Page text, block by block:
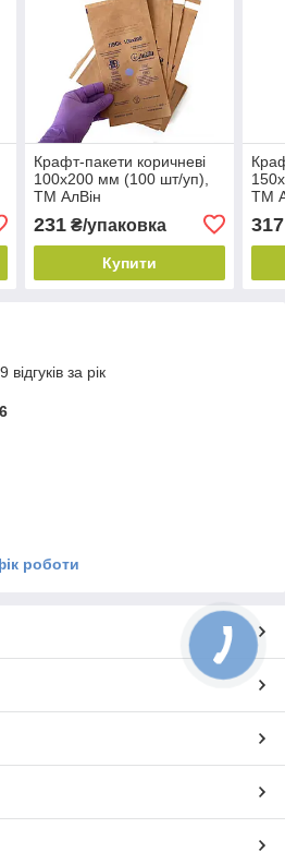
Крафт-пакети коричневі
100х200 мм (100 шт/уп),
ТМ АлВін
231₴/упаковка
Купити
ТМ
317
за рік
роботи